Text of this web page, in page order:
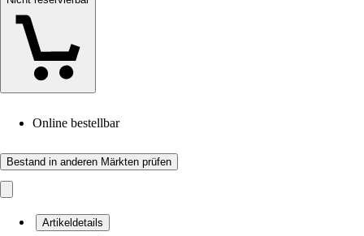
Online bestellbar
Bestand in anderen Märkten prüfen
Artikeldetails